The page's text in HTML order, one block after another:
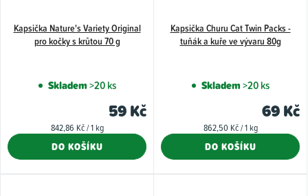
Kapsička Nature's Variety Original
pro kočky s krůtou 70 g
Skladem>20 ks
59 Kč
Měrná
842,86 Kč / 1 kg
DO KOŠÍKU
Kapsička Churu Cat Twin Packs -
tuňák a kuře ve vývaru 80g
Skladem>20 ks
69 Kč
Měrná
862,50 Kč / 1 kg
DO KOŠÍKU